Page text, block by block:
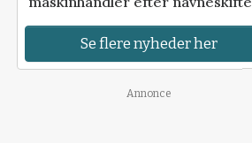
Se flere nyheder her
Annonce